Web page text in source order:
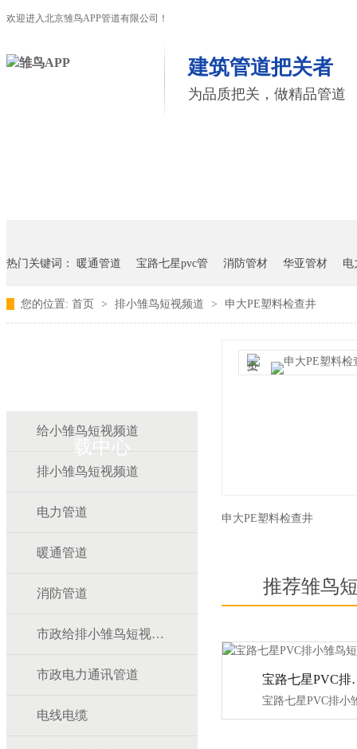
欢迎进入北京雏鸟APP管道有限公司！
建筑管道把关者
为品质把关，做精品管道
热门关键词： 暖通管道 宝路七星pvc管 消防管材 华亚管材 电
您的位置: 首页 > 排小雏鸟短视频道 > 申大PE塑料检查井
载中心
给小雏鸟短视频道
排小雏鸟短视频道
电力管道
暖通管道
消防管道
市政给排小雏鸟短视频道
市政电力通讯管道
电线电缆
申大PE塑料检查井
推荐雏鸟
宝路七